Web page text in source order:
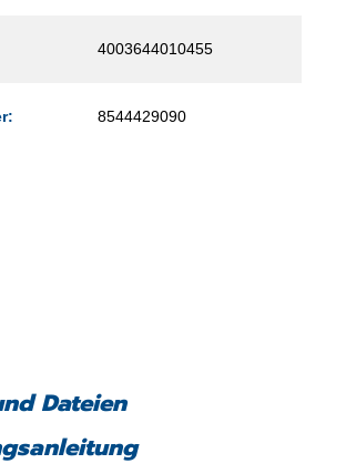
4003644010455
8544429090
Dateien